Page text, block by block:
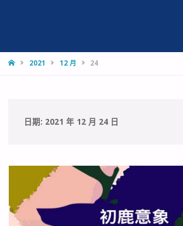
HOME2021 12 月 24
日期: 2021 年 12 月 24 日